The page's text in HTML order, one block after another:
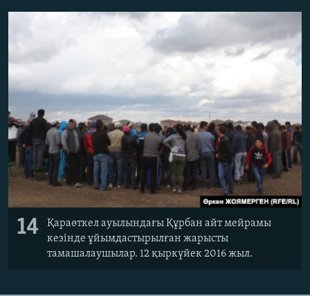
14
Қараөткел ауылындағы Құрбан айт мейрамы
кезінде ұйымдастырылған жарысты
тамашалаушылар. 12 қыркүйек 2016 жыл.